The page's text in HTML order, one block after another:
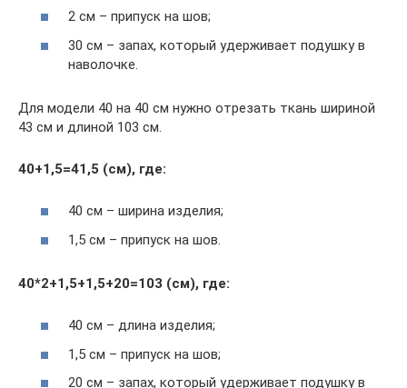
2 см – припуск на шов;
30 см – запах, который удерживает подушку в
наволочке.
Для модели 40 на 40 см нужно отрезать ткань шириной
43 см и длиной 103 см.
40+1,5=41,5 (см), где:
40 см – ширина изделия;
1,5 см – припуск на шов.
40*2+1,5+1,5+20=103 (см), где:
40 см – длина изделия;
1,5 см – припуск на шов;
20 см – запах, который удерживает подушку в